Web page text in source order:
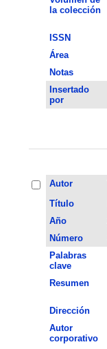
la colección
ISSN
Área
Notas
Insertado
por
Autor
Título
Año
Número
Palabras
clave
Resumen
Dirección
Autor
corporativo